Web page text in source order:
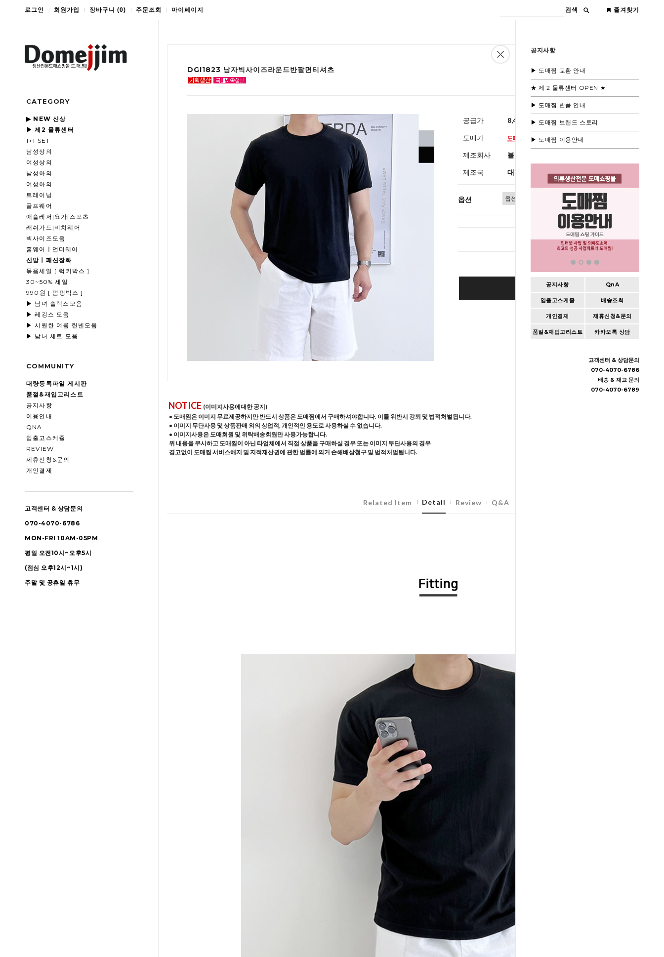
로그인 회원가입 장바구니 (0) 주문조회 마이페이지 검색 즐겨찾기
CATEGORY
▶ NEW 신상
▶ 제2 물류센터
1+1 SET
남성상의
여성상의
남성하의
여성하의
트레이닝
골프웨어
애슬레저|요가|스포츠
래쉬가드|비치웨어
빅사이즈모음
홈웨어ㅣ언더웨어
신발ㅣ패션잡화
묶음세일 [ 럭키박스 ]
30~50% 세일
990원 [ 덤핑박스 ]
▶ 남녀 슬랙스모음
▶ 레깅스 모음
▶ 시원한 여름 린넨모음
▶ 남녀 세트 모음
COMMUNITY
대량등록파일 게시판
품절&재입고리스트
공지사항
이용안내
QNA
입출고스케쥴
REVIEW
제휴신청&문의
개인결제
고객센터 & 상담문의
070-4070-6786
MON-FRI 10AM-05PM
평일 오전10시~오후5시
(점심 오후12시~1시)
주말 및 공휴일 휴무
공지사항
▶ 도매찜 교환 안내
★ 제 2 물류센터 OPEN ★
▶ 도매찜 반품 안내
▶ 도매찜 브랜드 스토리
▶ 도매찜 이용안내
공지사항 QnA
입출고스케쥴 배송조회
개인결제 제휴신청&문의
품절&재입고리스트 카카오톡 상담
고객센터 & 상담문의
070-4070-6786
배송 & 재고 문의
070-4070-6789
DGI1823 남자빅사이즈라운드반팔면티셔츠
공급가 8,400원 (부가세별도)
도매가
제조회사 블루모드
제조국 대한민국
옵션
총 상품
BUY IT NOW
Cart | Wishlist
NOTICE (이미지사용에대한 공지)
• 도매찜은 이미지 무료제공하지만 반드시 상품은 도매찜에서 구매하셔야합니다. 이를 위반시 강퇴 및 법적처벌됩니다.
• 이미지 무단사용 및 상품판매 외의 상업적, 개인적인 용도로 사용하실 수 없습니다.
• 이미지사용은 도매회원 및 위탁배송회원만 사용가능합니다.
위 내용을 무시하고 도매찜이 아닌 타업체에서 직접 상품을 구매하실 경우 또는 이미지 무단사용의 경우
경고없이 도매찜 서비스해지 및 지적재산권에 관한 법률에 의거 손해배상청구 및 법적처벌됩니다.
Related Item Detail Review Q&A